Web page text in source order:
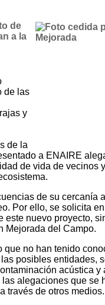
de
a la
de las
y
de la
a ENAIRE
de vida de vecinos
de su cercanía
Por ello, se solicita
este nuevo proyecto,
Mejorada del Campo.
que no han tenido
posibles entidades,
acústica y
alegaciones que se
través de otros medios.